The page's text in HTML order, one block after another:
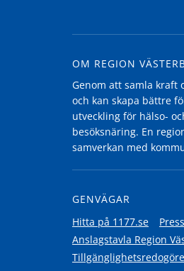
OM REGION
Genom att samla kraft
och kan skapa bättre
utveckling för hälso-
besöksnäring. En
samverkan med
GENVÄGAR
Hitta på 1177.se
Anslagstavla Region